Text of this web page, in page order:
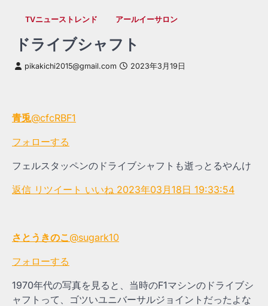
TVニューストレンド アールイーサロン
ドライブシャフト
pikakichi2015@gmail.com 2023年3月19日
青兎@cfcRBF1
フォローする
フェルスタッペンのドライブシャフトも逝っとるやんけ
返信 リツイート いいね 2023年03月18日 19:33:54
さとうきのこ@sugark10
フォローする
1970年代の写真を見ると、当時のF1マシンのドライブシ
ャフトって、ゴツいユニバーサルジョイントだったよな